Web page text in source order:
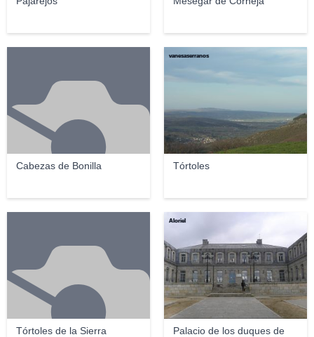
Cabezas de Bonilla Tórtoles
vanesaserranos
Tórtoles de la Sierra
Palacio de los duques de
Aloriel